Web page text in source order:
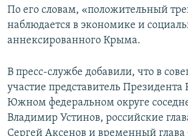
По его словам, «положительный
наблюдается в экономике и
аннексированного Крыма.
В пресс-службе добавили, что в
участие представитель Президента
Южном федеральном округе
Владимир Устинов, российские
Сергей Аксенов и временный глава